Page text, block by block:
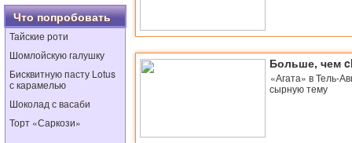
Что попробовать
Тайские роти
Шомлойскую галушку
Бисквитную пасту Lotus
с карамелью
Шоколад с васаби
Торт «Саркози»
Больше, чем
«Агата» в Тель-
сырную тему